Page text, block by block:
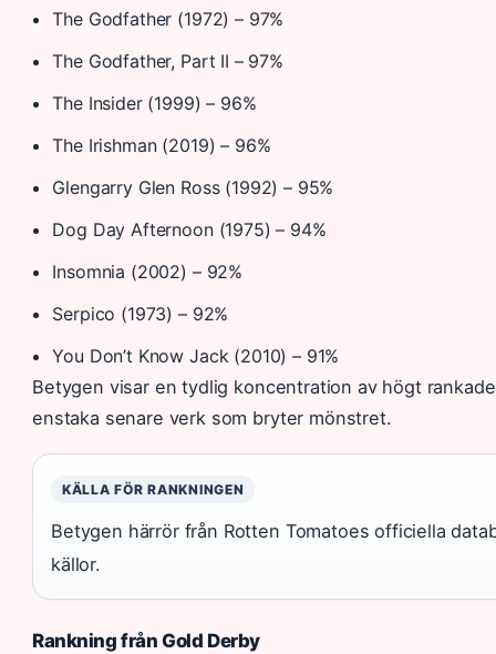
The Godfather (1972) – 97%
The Godfather, Part II – 97%
The Insider (1999) – 96%
The Irishman (2019) – 96%
Glengarry Glen Ross (1992) – 95%
Dog Day Afternoon (1975) – 94%
Insomnia (2002) – 92%
Serpico (1973) – 92%
You Don’t Know Jack (2010) – 91%
Betygen visar en tydlig koncentration av högt
enstaka senare verk som bryter mönstret.
KÄLLA FÖR RANKNINGEN
Betygen härrör från Rotten Tomatoes officiella
källor.
Rankning från Gold Derby